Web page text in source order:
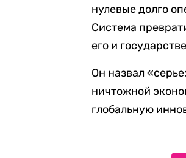
нулевые долго
Система
его и
Он назвал
ничтожной
глобальную